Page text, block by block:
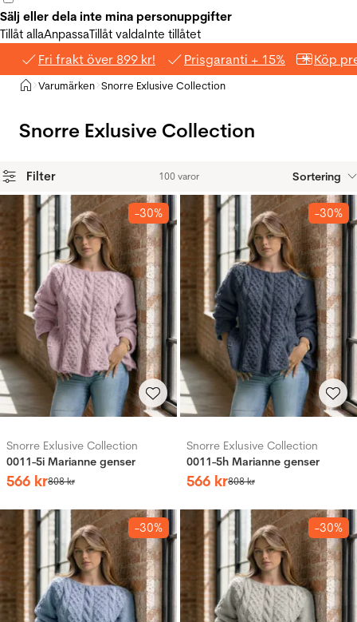
Sälj eller dela inte mina personuppgifter
Tillåt allaAnpassaTillåt valdaInte tillåtet
Fri frakt över 899 kr! Prisgaranti + 15% Köp
Hem
>Varumärken >Snorre Exlusive Collection
Snorre Exlusive Collection
Filter 100 varor Sortering
Produkter
-30%
Snorre Exlusive Collection
0011-5i Marianne genser
566 kr808kr
-30%
Snorre Exlusive Collection
0011-5h Marianne genser
566 kr808kr
-30% -30%